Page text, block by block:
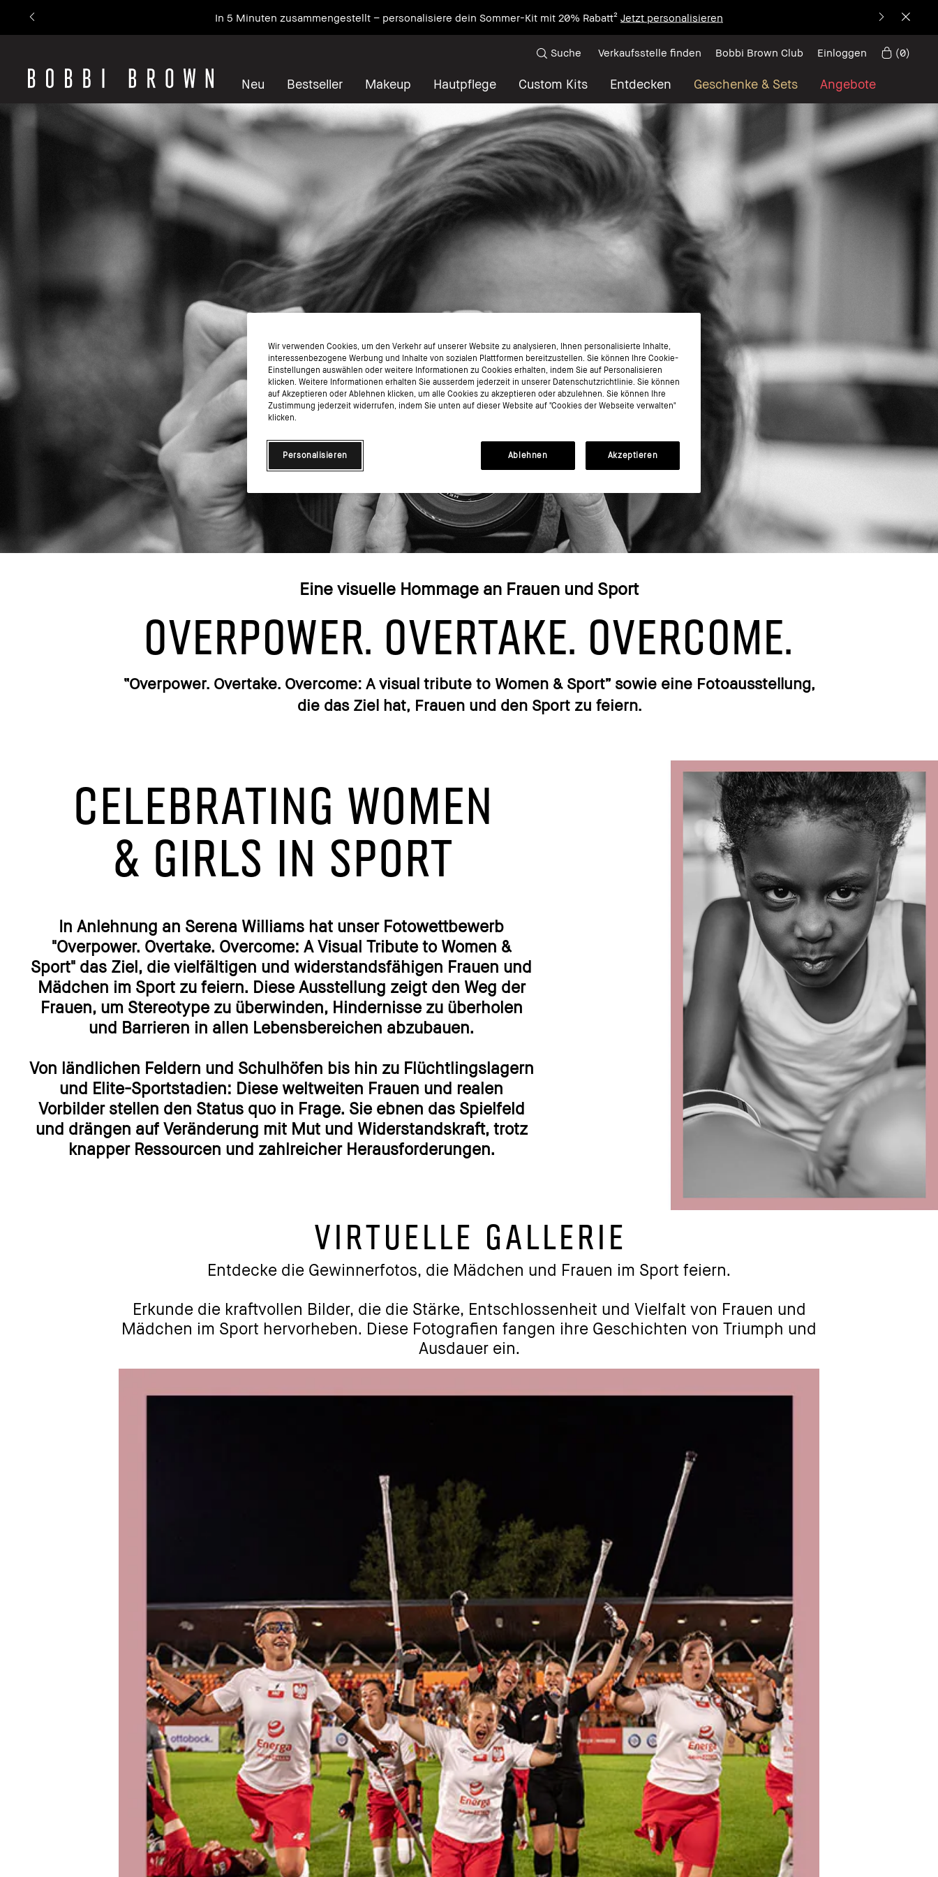
In 5 Minuten zusammengestellt – personalisiere dein Sommer-Kit mit 20% Rabatt² Jetzt personalisieren
Neu Bestseller Makeup Hautpflege Custom Kits Entdecken Geschenke & Sets Angebote
Suche Verkaufsstelle finden Bobbi Brown Club Einloggen (0)
Eine visuelle Hommage an Frauen und Sport
Overpower. Overtake. Overcome.
“Overpower. Overtake. Overcome: A visual tribute to Women & Sport” sowie eine Fotoausstellung,
die das Ziel hat, Frauen und den Sport zu feiern.
CELEBRATING WOMEN
& GIRLS IN SPORT
In Anlehnung an Serena Williams hat unser Fotowettbewerb
"Overpower. Overtake. Overcome: A Visual Tribute to Women &
Sport" das Ziel, die vielfältigen und widerstandsfähigen Frauen und
Mädchen im Sport zu feiern. Diese Ausstellung zeigt den Weg der
Frauen, um Stereotype zu überwinden, Hindernisse zu überholen
und Barrieren in allen Lebensbereichen abzubauen.
Von ländlichen Feldern und Schulhöfen bis hin zu Flüchtlingslagern
und Elite-Sportstadien: Diese weltweiten Frauen und realen
Vorbilder stellen den Status quo in Frage. Sie ebnen das Spielfeld
und drängen auf Veränderung mit Mut und Widerstandskraft, trotz
knapper Ressourcen und zahlreicher Herausforderungen.
VIRTUELLE GALLERIE
Entdecke die Gewinnerfotos, die Mädchen und Frauen im Sport feiern.
Erkunde die kraftvollen Bilder, die die Stärke, Entschlossenheit und Vielfalt von Frauen und
Mädchen im Sport hervorheben. Diese Fotografien fangen ihre Geschichten von Triumph und
Ausdauer ein.
Wir verwenden Cookies, um den Verkehr auf unserer Website zu analysieren, Ihnen personalisierte Inhalte,
interessenbezogene Werbung und Inhalte von sozialen Plattformen bereitzustellen. Sie können Ihre Cookie-
Einstellungen auswählen oder weitere Informationen zu Cookies erhalten, indem Sie auf Personalisieren
klicken. Weitere Informationen erhalten Sie ausserdem jederzeit in unserer Datenschutzrichtlinie. Sie können
auf Akzeptieren oder Ablehnen klicken, um alle Cookies zu akzeptieren oder abzulehnen. Sie können Ihre
Zustimmung jederzeit widerrufen, indem Sie unten auf dieser Website auf "Cookies der Webseite verwalten"
klicken.
Personalisieren Ablehnen Akzeptieren